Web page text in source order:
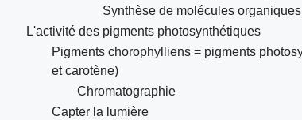
Synthèse de molécules
L'activité des pigments photosynthétiques
Pigments chorophylliens = pigments
et carotène)
Chromatographie
Capter la lumière